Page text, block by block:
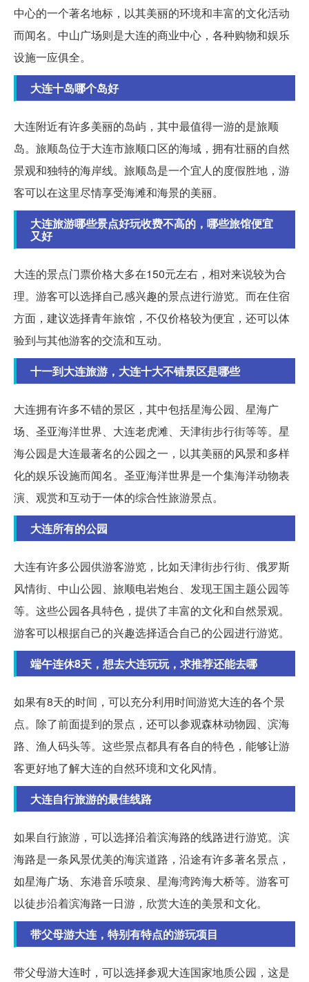
中心的一个著名地标，以其美丽的环境和丰富的文化活动
而闻名。中山广场则是大连的商业中心，各种购物和娱乐
设施一应俱全。
大连十岛哪个岛好
大连附近有许多美丽的岛屿，其中最值得一游的是旅顺
岛。旅顺岛位于大连市旅顺口区的海域，拥有壮丽的自然
景观和独特的海岸线。旅顺岛是一个宜人的度假胜地，游
客可以在这里尽情享受海滩和海景的美丽。
大连旅游哪些景点好玩收费不高的，哪些旅馆便宜
又好
大连的景点门票价格大多在150元左右，相对来说较为合
理。游客可以选择自己感兴趣的景点进行游览。而在住宿
方面，建议选择青年旅馆，不仅价格较为便宜，还可以体
验到与其他游客的交流和互动。
十一到大连旅游，大连十大不错景区是哪些
大连拥有许多不错的景区，其中包括星海公园、星海广
场、圣亚海洋世界、大连老虎滩、天津街步行街等等。星
海公园是大连最著名的公园之一，以其美丽的风景和多样
化的娱乐设施而闻名。圣亚海洋世界是一个集海洋动物表
演、观赏和互动于一体的综合性旅游景点。
大连所有的公园
大连有许多公园供游客游览，比如天津街步行街、俄罗斯
风情街、中山公园、旅顺电岩炮台、发现王国主题公园等
等。这些公园各具特色，提供了丰富的文化和自然景观。
游客可以根据自己的兴趣选择适合自己的公园进行游览。
端午连休8天，想去大连玩玩，求推荐还能去哪
如果有8天的时间，可以充分利用时间游览大连的各个景
点。除了前面提到的景点，还可以参观森林动物园、滨海
路、渔人码头等。这些景点都具有各自的特色，能够让游
客更好地了解大连的自然环境和文化风情。
大连自行旅游的最佳线路
如果自行旅游，可以选择沿着滨海路的线路进行游览。滨
海路是一条风景优美的海滨道路，沿途有许多著名景点，
如星海广场、东港音乐喷泉、星海湾跨海大桥等。游客可
以徒步沿着滨海路一日游，欣赏大连的美景和文化。
带父母游大连，特别有特点的游玩项目
带父母游大连时，可以选择参观大连国家地质公园，这是